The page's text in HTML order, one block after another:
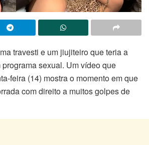
travesti e um jiujiteiro que teria a
sexual. Um vídeo que
feira (14) mostra o momento em que
com direito a muitos golpes de